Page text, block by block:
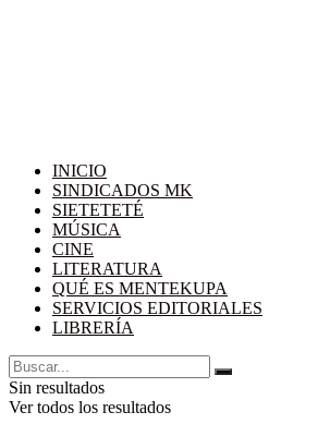
INICIO
SINDICADOS MK
SIETETETÉ
MÚSICA
CINE
LITERATURA
QUÉ ES MENTEKUPA
SERVICIOS EDITORIALES
LIBRERÍA
Sin resultados
Ver todos los resultados